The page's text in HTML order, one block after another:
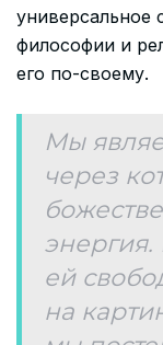
универсальное
философии и
его по-своему.
Мы
через
ей
на